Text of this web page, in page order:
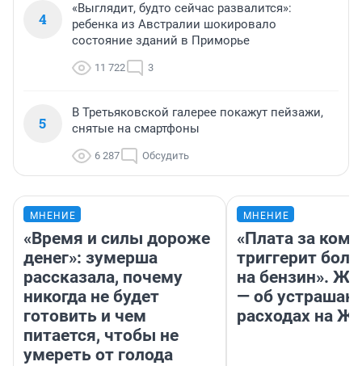
4
«Выглядит, будто сейчас развалится»:
ребенка из Австралии шокировало
состояние зданий в Приморье
11 722 3
5
В Третьяковской галерее покажут пейзажи,
снятые на смартфоны
6 287 Обсудить
МНЕНИЕ
«Время и силы дороже
денег»: зумерша
рассказала, почему
никогда не будет
готовить и чем
питается, чтобы не
умереть от голода
МНЕНИЕ
«Плата за
триггерит
на бензин».
— об
расходах на